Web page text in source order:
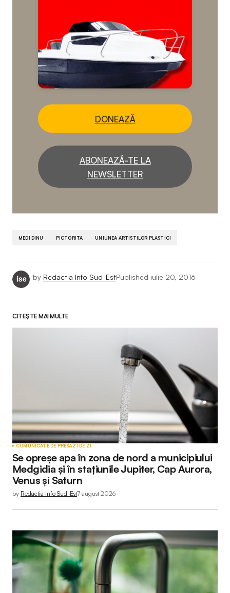
DONEAZĂ
ABONEAZĂ-TE LA
NEWSLETTER
MEDI DINU PICTORITA UNIUNEA ARTISTILOR PLASTICI
by Redactia Info Sud-EstPublished iulie 20, 2016
CITEȘTE MAI MULTE
COMUNICATE DE PRESĂZI DE ZI
Se opreșe apa în zona de nord a municipiului
Medgidia și în stațiunile Jupiter, Cap Aurora,
Venus și Saturn
by Redactia Info Sud-Est7 august 2026